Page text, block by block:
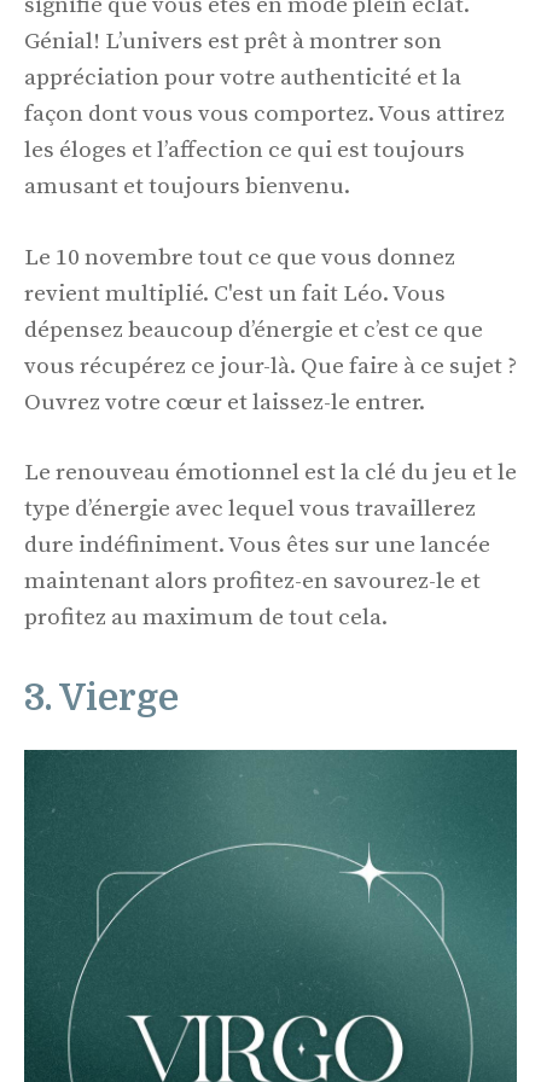
Génial! L’univers est prêt à montrer son
appréciation pour votre authenticité et la
façon dont vous vous comportez. Vous attirez
les éloges et l’affection ce qui est toujours
amusant et toujours bienvenu.
Le 10 novembre tout ce que vous donnez
revient multiplié. C'est un fait Léo. Vous
dépensez beaucoup d’énergie et c’est ce que
vous récupérez ce jour-là. Que faire à ce sujet ?
Ouvrez votre cœur et laissez-le entrer.
Le renouveau émotionnel est la clé du jeu et le
type d’énergie avec lequel vous travaillerez
dure indéfiniment. Vous êtes sur une lancée
maintenant alors profitez-en savourez-le et
profitez au maximum de tout cela.
3. Vierge